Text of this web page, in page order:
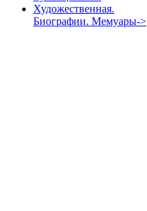
Художественная.
Биографии. Мемуары->